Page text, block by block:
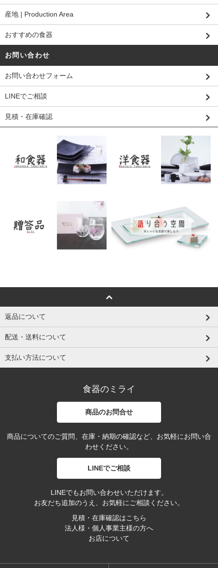
産地 | Production Area
おすすめの食器
お問い合わせ
お問い合わせフォーム
LINEでご相談
見積・在庫確認
返品について
配送・送料について
支払い方法について
食器のミライ
商品のお問合せ
商品についてのご質問、在庫・納期の確認など、お気軽にお問い合
わせください。
LINEでご相談
LINEでもお問い合わせいただけます。
お友だち追加のうえ、お気軽にご相談ください。
見積・在庫確認はこちら
法人様・個人事業主様の方へ
お店について